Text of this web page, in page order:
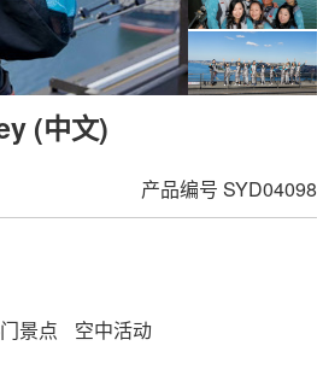
(中文)
产品编号 SYD04098
景点 空中活动